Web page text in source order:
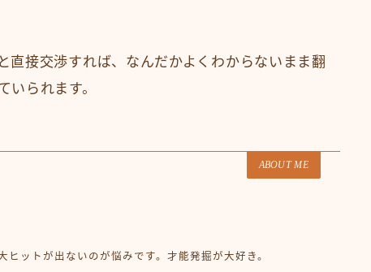
直接交渉すれば、なんだかよくわからないまま翻
いられます。
ABOUT ME
ヒットが出ないのが悩みです。才能発掘が大好き。